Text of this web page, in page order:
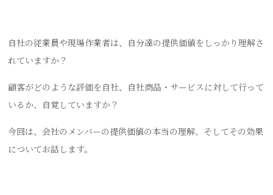
自社の従業員や現場作業者は、自分達の提供価値をしっかり理解さ
れていますか？
顧客がどのような評価を自社、自社商品・サービスに対して行って
いるか、自覚していますか？
今回は、会社のメンバーの提供価値の本当の理解、そしてその効果
についてお話します。